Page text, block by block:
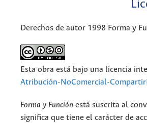
Derechos de autor 1998 Forma y
Esta obra está bajo una licencia
Atribución-NoComercial-
Forma y Función está suscrita al
significa que tiene el carácter de